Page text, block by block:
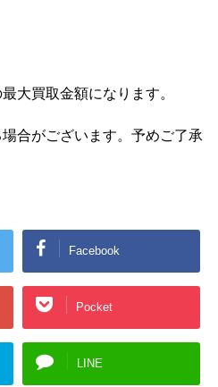
大買取金額になります。
合がございます。予めご了承
Facebook
Pocket
LINE